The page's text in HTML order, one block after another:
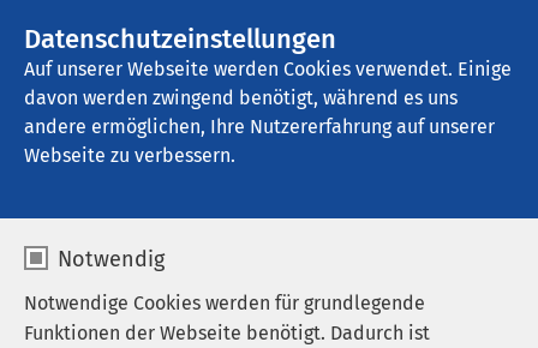
Datenschutzeinstellungen
Auf unserer Webseite werden Cookies verwendet. Einige
davon werden zwingend benötigt, während es uns
andere ermöglichen, Ihre Nutzererfahrung auf unserer
Webseite zu verbessern.
Notwendig
Notwendige Cookies werden für grundlegende
Funktionen der Webseite benötigt. Dadurch ist
AMEOS Klinikum Bad Salzuflen